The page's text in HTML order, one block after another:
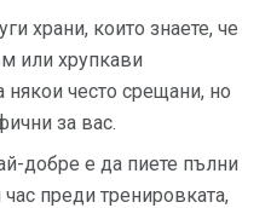
храни, които знаете, че
или хрупкави
често срещани, но
за вас.
добре е да пиете пълни
преди тренировката,